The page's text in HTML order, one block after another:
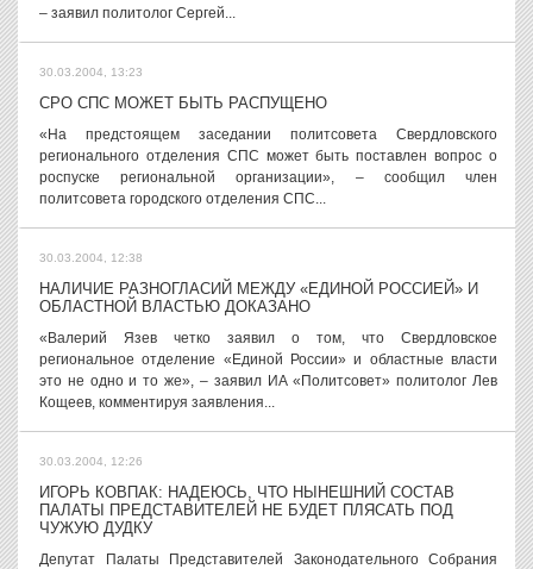
– заявил политолог Сергей...
30.03.2004, 13:23
СРО СПС МОЖЕТ БЫТЬ РАСПУЩЕНО
«На предстоящем заседании политсовета Свердловского
регионального отделения СПС может быть поставлен вопрос о
роспуске региональной организации», – сообщил член
политсовета городского отделения СПС...
30.03.2004, 12:38
НАЛИЧИЕ РАЗНОГЛАСИЙ МЕЖДУ «ЕДИНОЙ РОССИЕЙ» И
ОБЛАСТНОЙ ВЛАСТЬЮ ДОКАЗАНО
«Валерий Язев четко заявил о том, что Свердловское
региональное отделение «Единой России» и областные власти
это не одно и то же», – заявил ИА «Политсовет» политолог Лев
Кощеев, комментируя заявления...
30.03.2004, 12:26
ИГОРЬ КОВПАК: НАДЕЮСЬ, ЧТО НЫНЕШНИЙ СОСТАВ
ПАЛАТЫ ПРЕДСТАВИТЕЛЕЙ НЕ БУДЕТ ПЛЯСАТЬ ПОД
ЧУЖУЮ ДУДКУ
Депутат Палаты Представителей Законодательного Собрания